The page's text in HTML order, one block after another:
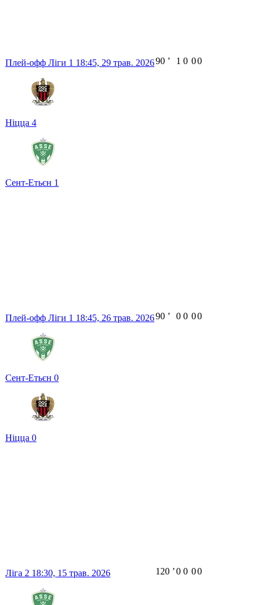
Плей-офф Ліги 1 18:45, 29 трав. 2026
Ніцца 4
Сент-Етьєн 1
90 ʼ 1 0 00
Плей-офф Ліги 1 18:45, 26 трав. 2026
Сент-Етьєн 0
Ніцца 0
90 ʼ 0 0 00
Ліга 2 18:30, 15 трав. 2026 120 ʼ0 0 00